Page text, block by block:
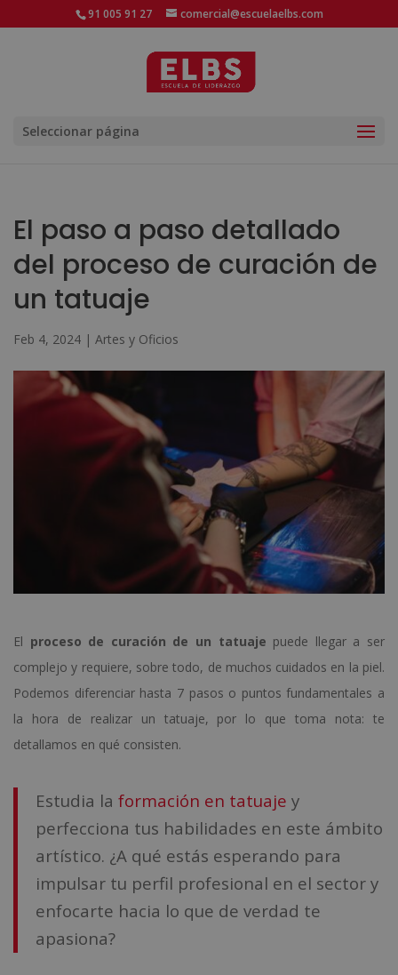
91 005 91 27 comercial@escuelaelbs.com
Seleccionar página
El paso a paso detallado
del proceso de curación de
un tatuaje
Feb 4, 2024 | Artes y Oficios
El proceso de curación de un tatuaje puede llegar a ser
complejo y requiere, sobre todo, de muchos cuidados en la piel.
Podemos diferenciar hasta 7 pasos o puntos fundamentales a
la hora de realizar un tatuaje, por lo que toma nota: te
detallamos en qué consisten.
Estudia la formación en tatuaje y
perfecciona tus habilidades en este ámbito
artístico. ¿A qué estás esperando para
impulsar tu perfil profesional en el sector y
enfocarte hacia lo que de verdad te
apasiona?